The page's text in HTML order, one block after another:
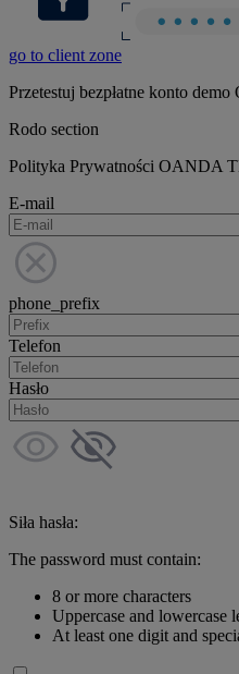
go to client zone
Przetestuj bezpłatne konto
Rodo section
Polityka Prywatności OANDA
E-mail
phone_prefix
Telefon
Hasło
Siła hasła:
The password must contain:
8 or more characters
Uppercase and lowercase
At least one digit and